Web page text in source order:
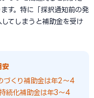
す。特に「採択通知前の発
てしまうと補助金を受け
安
づくり補助金は年2〜4
続化補助金は年3〜4